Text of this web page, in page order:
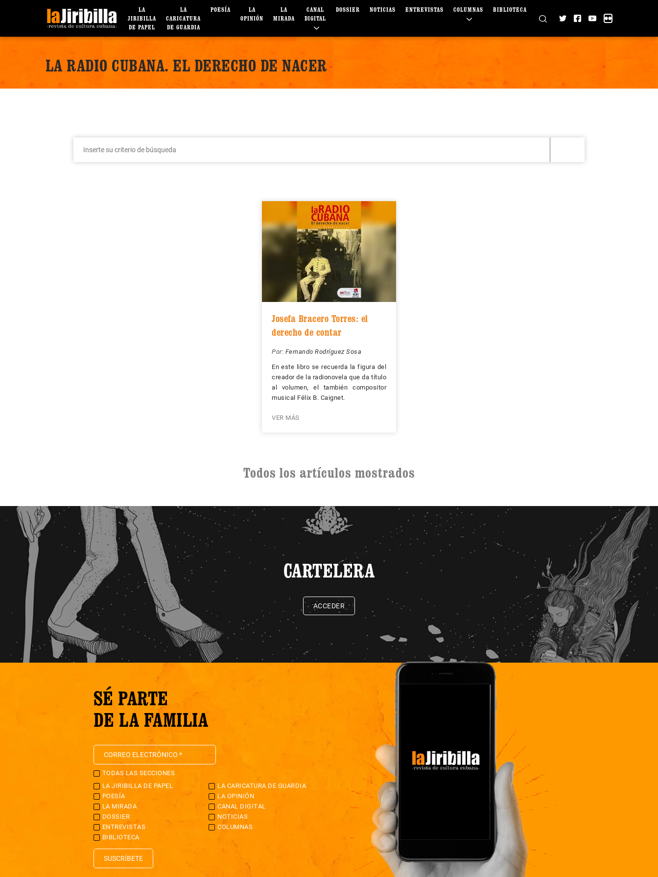
LA
JIRIBILLA
DE PAPEL
LA
CARICATURA
DE GUARDIA
POESÍA
LA
OPINIÓN
LA
MIRADA
CANAL
DIGITAL
DOSSIER NOTICIAS ENTREVISTAS COLUMNAS BIBLIOTECA
LA RADIO CUBANA. EL DERECHO DE NACER
Josefa Bracero Torres: el
derecho de contar
Por: Fernando Rodríguez Sosa
En este libro se recuerda la figura del
creador de la radionovela que da título
al volumen, el también compositor
musical Félix B. Caignet.
VER MÁS
Todos los artículos mostrados
CARTELERA
ACCEDER
SÉ PARTE
DE LA FAMILIA
TODAS LAS SECCIONES
LA JIRIBILLA DE PAPEL
LA CARICATURA DE GUARDIA
POESÍA
LA OPINIÓN
LA MIRADA
CANAL DIGITAL
DOSSIER
NOTICIAS
ENTREVISTAS
COLUMNAS
BIBLIOTECA
SUSCRÍBETE